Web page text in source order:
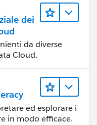
dei
da diverse
Cloud.
ed esplorare i
in modo efficace.